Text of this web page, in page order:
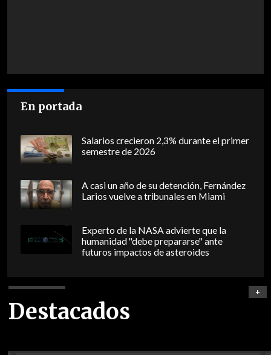
En portada
Salarios crecieron 2,3% durante el primer
semestre de 2026
A casi un año de su detención, Fernández
Larios vuelve a tribunales en Miami
Experto de la NASA advierte que la
humanidad "debe prepararse" ante
futuros impactos de asteroides
Destacados
+